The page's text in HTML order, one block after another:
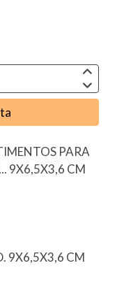
PARA
9X6,5X3,6 CM
9X6,5X3,6 CM